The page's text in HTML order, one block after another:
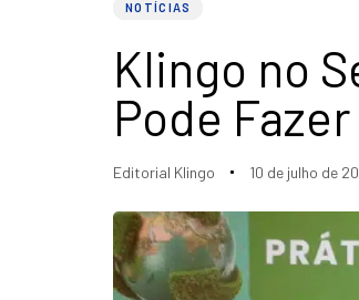
NOTÍCIAS
Klingo no
Pode Fazer
Editorial Klingo 10 de julho de